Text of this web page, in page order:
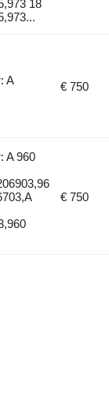
18
A
€ 750
A 960
€ 750